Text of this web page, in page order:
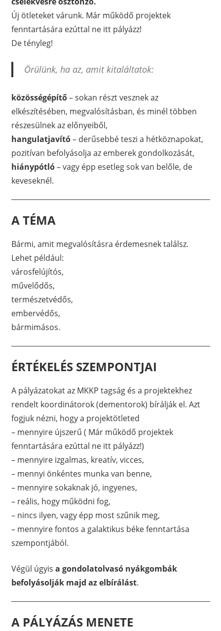
Új ötleteket várunk. Már működő projektek
fenntartására ezúttal ne itt pályázz!
De tényleg!
Örülünk, ha az, amit kitaláltatok:
közösségépítő– sokan részt vesznek az
elkészítésében, megvalósításban, és minél többen
részesülnek az előnyeiből,
hangulatjavító– derűsebbé teszi a hétköznapokat,
pozitívan befolyásolja az emberek gondolkozását,
hiánypótló– vagy épp esetleg sok van belőle, de
keveseknél.
A TÉMA
Bármi, amit megvalósításra érdemesnek találsz.
Lehet például:
városfelújítós,
művelődős,
természetvédős,
embervédős,
bármimásos.
ÉRTÉKELÉS SZEMPONTJAI
A pályázatokat az MKKP tagság és a projektekhez
rendelt koordinátorok (dementorok) bírálják el. Azt
fogjuk nézni, hogy a projektötleted
– mennyire újszerű ( Már működő projektek
fenntartására ezúttal ne itt pályázz!)
– mennyire izgalmas, kreatív, vicces,
– mennyi önkéntes munka van benne,
– mennyire sokaknak jó, ingyenes,
– reális, hogy működni fog,
– nincs ilyen, vagy épp most szűnik meg,
– mennyire fontos a galaktikus béke fenntartása
szempontjából.
Végül úgyis a gondolatolvasó nyákgombák
befolyásolják majd az elbírálást.
A PÁLYÁZÁS MENETE